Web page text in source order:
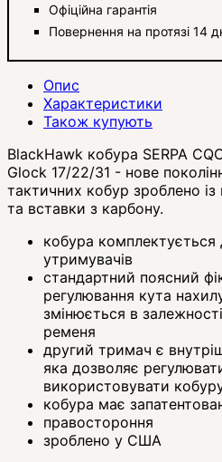
Офіційна гарантія
Повернення на протязі 14
Опис
Характеристики
Також купують
BlackHawk кобура SERPA
Glock 17/22/31 - нове
тактичних кобур зроблено
та вставки з карбону.
кобура
утримувачів
стандартний поясний
регулювання кута
змінюється в
ременя
другий тримач є
яка дозволяє
використовувати
кобура має
правостороння
зроблено у США